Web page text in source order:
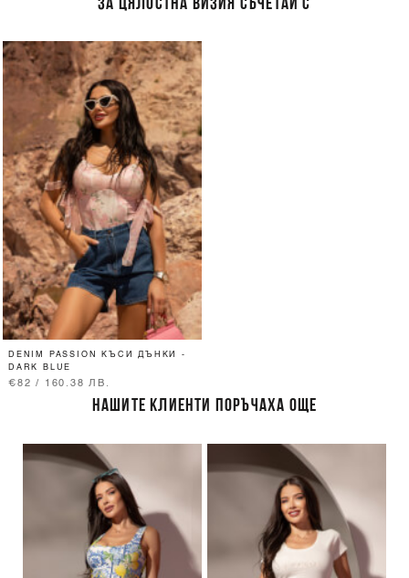
ЗА ЦЯЛОСТНА ВИЗИЯ СЪЧЕТАЙ С
DENIM PASSION КЪСИ ДЪНКИ -
DARK BLUE
€82 / 160.38 ЛВ.
НАШИТЕ КЛИЕНТИ ПОРЪЧАХА ОЩЕ